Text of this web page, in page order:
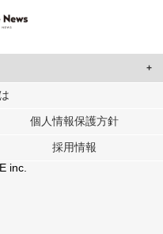
に合わせたコンテンツや広告の
ナーに提供しています。
ートナーに提供した他の情報や、
たときに収集した他の情報を組み
個人情報保護方針
採用情報
inc.